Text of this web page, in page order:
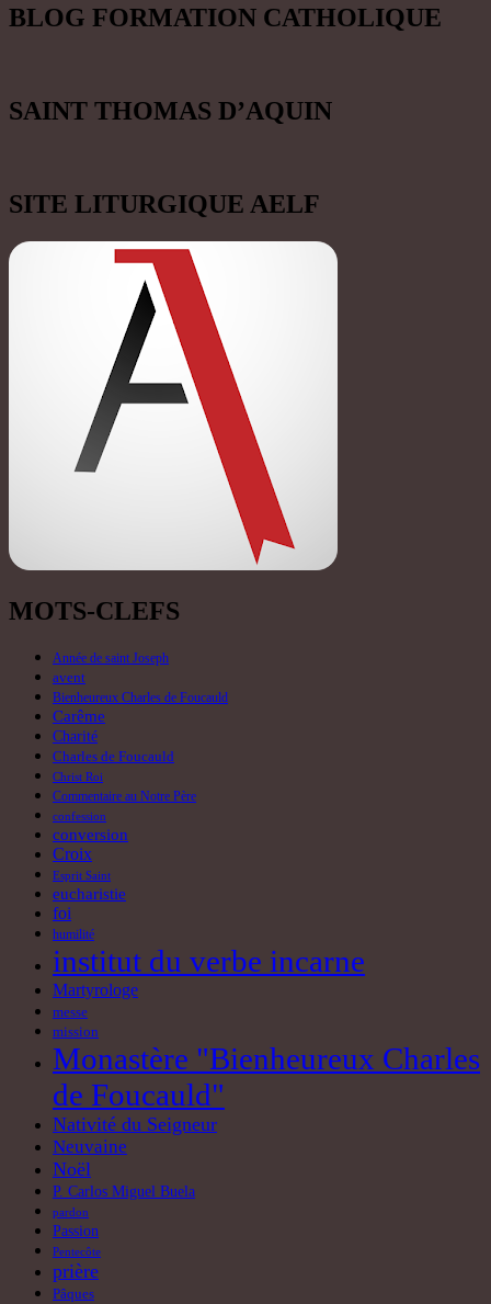
BLOG FORMATION CATHOLIQUE
SAINT THOMAS D’AQUIN
SITE LITURGIQUE AELF
MOTS-CLEFS
Année de saint Joseph
avent
Bienheureux Charles de Foucauld
Carême
Charité
Charles de Foucauld
Christ Roi
Commentaire au Notre Père
confession
conversion
Croix
Esprit Saint
eucharistie
foi
humilité
institut du verbe incarne
Martyrologe
messe
mission
Monastère "Bienheureux Charles
de Foucauld"
Nativité du Seigneur
Neuvaine
Noël
P. Carlos Miguel Buela
pardon
Passion
Pentecôte
prière
Pâques